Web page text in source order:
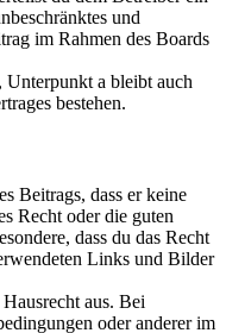
und
im Rahmen des Boards
Unterpunkt a bleibt auch
bestehen.
Beitrags, dass er keine
Recht oder die guten
dass du das Recht
Links und Bilder
aus. Bei
oder anderer im